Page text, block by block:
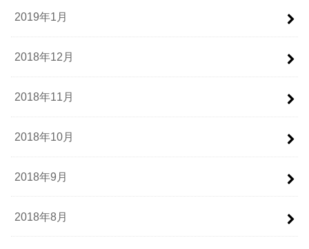
2019年1月
2018年12月
2018年11月
2018年10月
2018年9月
2018年8月